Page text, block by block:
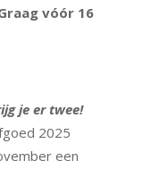
vóór 16
je er twee!
2025
een